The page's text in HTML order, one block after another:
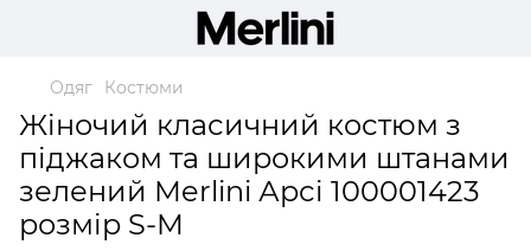
Одяг Костюми
Жіночий класичний костюм з
піджаком та широкими штанами
зелений Merlini Арсі 100001423
розмір S-M